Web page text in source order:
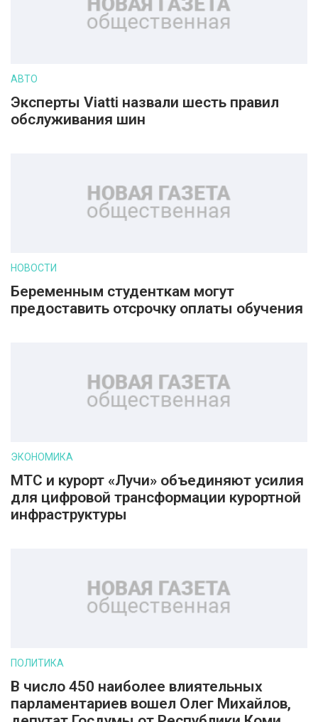
АВТО
Эксперты Viatti назвали шесть правил
обслуживания шин
НОВОСТИ
Беременным студенткам могут
предоставить отсрочку оплаты обучения
ЭКОНОМИКА
МТС и курорт «Лучи» объединяют усилия
для цифровой трансформации курортной
инфраструктуры
ПОЛИТИКА
В число 450 наиболее влиятельных
парламентариев вошел Олег Михайлов,